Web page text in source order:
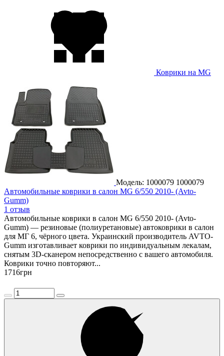
Коврики на MG
Модель: 1000079 1000079
Автомобильные коврики в салон MG 6/550 2010- (Avto-
Gumm)
1 отзыв
Автомобильные коврики в салон MG 6/550 2010- (Avto-
Gumm) — резиновые (полиуретановые) автоковрики в салон
для МГ 6, чёрного цвета. Украинский производитель AVTO-
Gumm изготавливает коврики по индивидуальным лекалам,
снятым 3D-сканером непосредственно с вашего автомобиля.
Коврики точно повторяют...
1716грн